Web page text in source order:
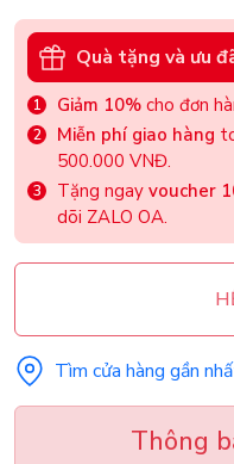
Quà tặng và ưu
Giảm 10% cho đơn
Miễn phí giao hàng
500.000 VNĐ.
Tặng ngay voucher
dõi ZALO OA.
Tìm cửa hàng gần
Thông